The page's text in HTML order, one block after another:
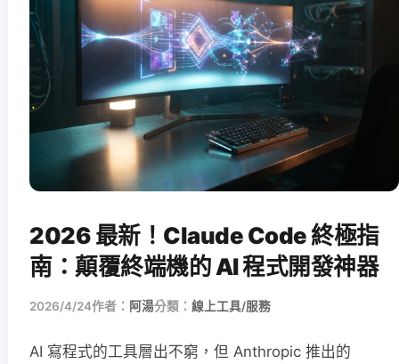
2026 最新！Claude Code 終極指
南：顛覆終端機的 AI 程式開發神器
2026/4/24作者： 阿湯分類： 線上工具/服務
AI 寫程式的工具層出不窮，但 Anthropic 推出的